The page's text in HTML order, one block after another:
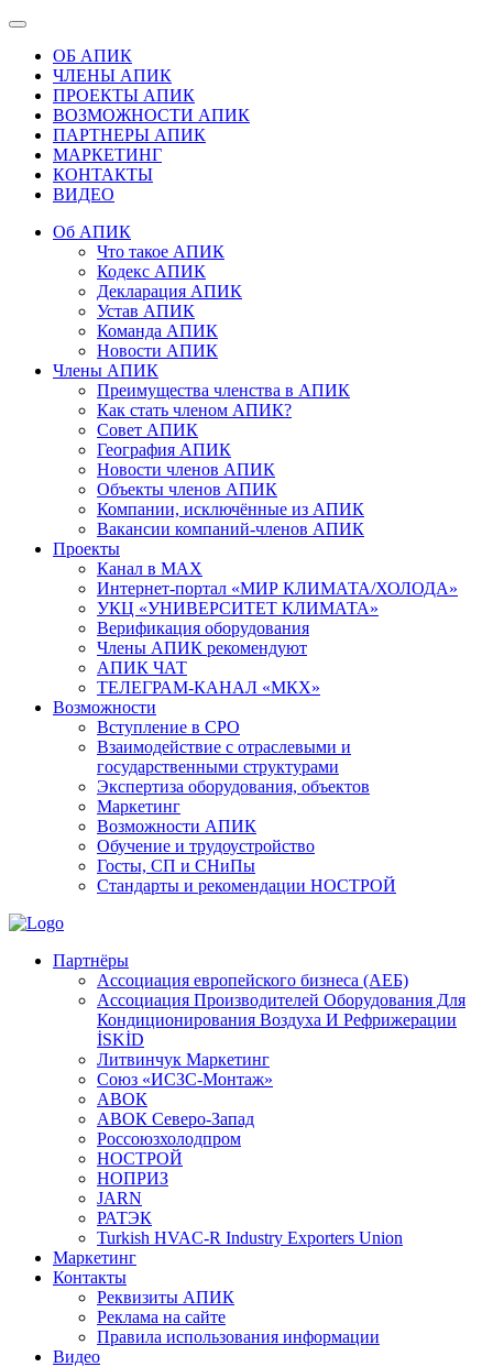
ОБ АПИК
ЧЛЕНЫ АПИК
ПРОЕКТЫ АПИК
ВОЗМОЖНОСТИ АПИК
ПАРТНЕРЫ АПИК
МАРКЕТИНГ
КОНТАКТЫ
ВИДЕО
Об АПИК
Что такое АПИК
Кодекс АПИК
Декларация АПИК
Устав АПИК
Команда АПИК
Новости АПИК
Члены АПИК
Преимущества членства в АПИК
Как стать членом АПИК?
Совет АПИК
География АПИК
Новости членов АПИК
Объекты членов АПИК
Компании, исключённые из АПИК
Вакансии компаний-членов АПИК
Проекты
Канал в MAX
Интернет-портал «МИР КЛИМАТА/ХОЛОДА»
УКЦ «УНИВЕРСИТЕТ КЛИМАТА»
Верификация оборудования
Члены АПИК рекомендуют
АПИК ЧАТ
ТЕЛЕГРАМ-КАНАЛ «МКХ»
Возможности
Вступление в СРО
Взаимодействие с отраслевыми и
государственными структурами
Экспертиза оборудования, объектов
Маркетинг
Возможности АПИК
Обучение и трудоустройство
Госты, СП и СНиПы
Стандарты и рекомендации НОСТРОЙ
Партнёры
Ассоциация европейского бизнеса (АЕБ)
Aссоциация Производителей Оборудования Для
Кондиционирования Воздуха И Рефрижерации
İSKİD
Литвинчук Маркетинг
Союз «ИСЗС-Монтаж»
АВОК
АВОК Северо-Запад
Россоюзхолодпром
НОСТРОЙ
НОПРИЗ
JARN
РАТЭК
Turkish HVAC-R Industry Exporters Union
Маркетинг
Контакты
Реквизиты АПИК
Реклама на сайте
Правила использования информации
Видео